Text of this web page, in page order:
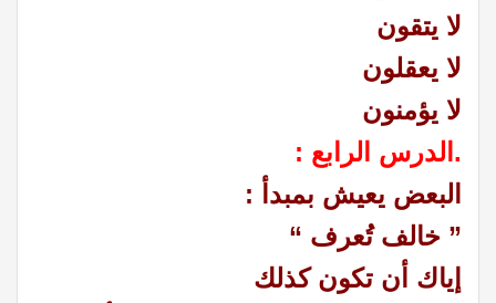
لا يتقون
لا يعقلون
لا يؤمنون
.الدرس الرابع :
البعض يعيش بمبدأ :
” خالف تُعرف “
إياك أن تكون كذلك